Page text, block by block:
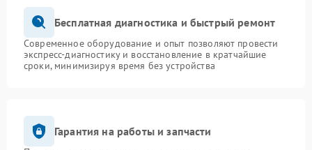
Бесплатная диагностика и быстрый ремонт
Современное оборудование и опыт позволяют провести
экспресс-диагностику и восстановление в кратчайшие
сроки, минимизируя время без устройства
Гарантия на работы и запчасти